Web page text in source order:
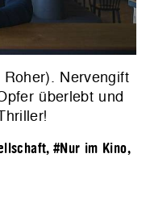
Nervengift
überlebt und
,#Nur im Kino,